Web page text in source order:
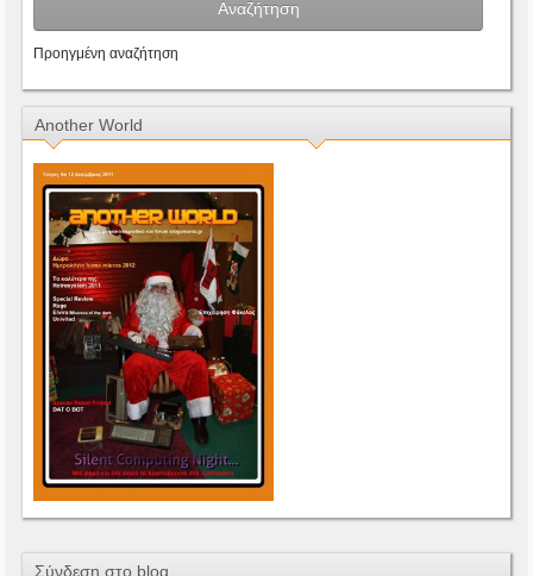
Προηγμένη αναζήτηση
Another World
Σύνδεση στο blog